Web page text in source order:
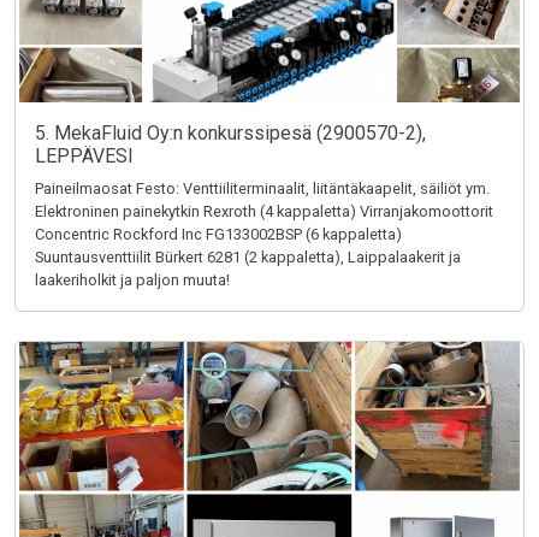
5. MekaFluid Oy:n konkurssipesä (2900570-2),
LEPPÄVESI
Paineilmaosat Festo: Venttiiliterminaalit, liitäntäkaapelit, säiliöt ym.
Elektroninen painekytkin Rexroth (4 kappaletta) Virranjakomoottorit
Concentric Rockford Inc FG133002BSP (6 kappaletta)
Suuntausventtiilit Bürkert 6281 (2 kappaletta), Laippalaakerit ja
laakeriholkit ja paljon muuta!